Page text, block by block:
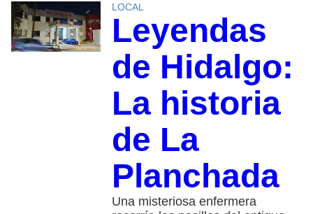
LOCAL
Leyendas
de Hidalgo:
La historia
de La
Planchada
Una misteriosa enfermera